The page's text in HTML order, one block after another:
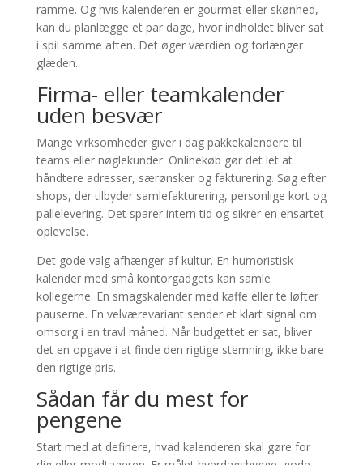
ramme. Og hvis kalenderen er gourmet eller skønhed,
kan du planlægge et par dage, hvor indholdet bliver sat
i spil samme aften. Det øger værdien og forlænger
glæden.
Firma- eller teamkalender
uden besvær
Mange virksomheder giver i dag pakkekalendere til
teams eller nøglekunder. Onlinekøb gør det let at
håndtere adresser, særønsker og fakturering. Søg efter
shops, der tilbyder samlefakturering, personlige kort og
pallelevering. Det sparer intern tid og sikrer en ensartet
oplevelse.
Det gode valg afhænger af kultur. En humoristisk
kalender med små kontorgadgets kan samle
kollegerne. En smagskalender med kaffe eller te løfter
pauserne. En velværevariant sender et klart signal om
omsorg i en travl måned. Når budgettet er sat, bliver
det en opgave i at finde den rigtige stemning, ikke bare
den rigtige pris.
Sådan får du mest for
pengene
Start med at definere, hvad kalenderen skal gøre for